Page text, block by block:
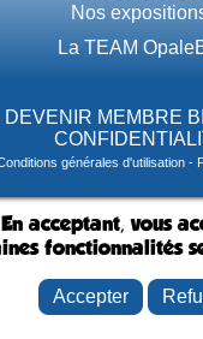
Nos
La TEAM
DEVENIR MEMBRE
générales d'utilisation -
acceptant, vous
fonctionnalités
Accepter